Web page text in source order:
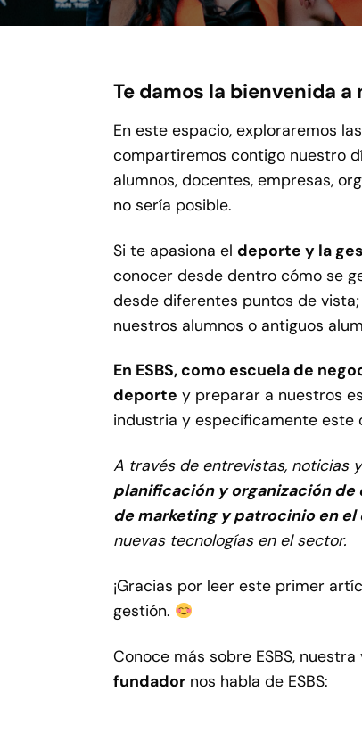
Te damos la bienvenida
En este espacio, exploraremos
compartiremos contigo nuestro
alumnos, docentes, empresas,
no sería posible.
Si te apasiona el deporte y la
conocer desde dentro cómo se
desde diferentes puntos de
nuestros alumnos o antiguos
En ESBS, como escuela de
deporte y preparar a nuestros
industria y específicamente este
A través de entrevistas, noticias
planificación y organización
de marketing y patrocinio en
nuevas tecnologías en el sector.
¡Gracias por leer este primer
gestión.
Conoce más sobre ESBS,
fundador nos habla de ESBS: